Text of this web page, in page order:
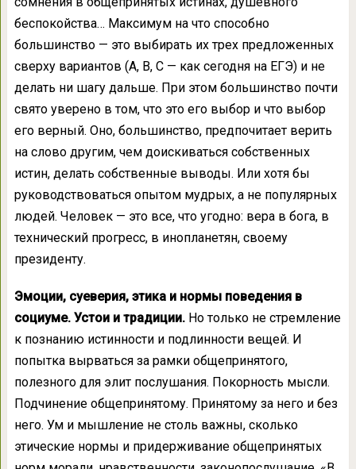
беспокойства… Максимум на что способно
большинство — это выбирать их трех предложенных
сверху вариантов (А, В, С — как сегодня на ЕГЭ) и не
делать ни шагу дальше. При этом большинство почти
свято уверено в том, что это его выбор и что выбор
его верный. Оно, большинство, предпочитает верить
на слово другим, чем доискиваться собственных
истин, делать собственные выводы. Или хотя бы
руководствоваться опытом мудрых, а не популярных
людей. Человек — это все, что угодно: вера в бога, в
технический прогресс, в инопланетян, своему
президенту.
Эмоции, суеверия, этика и нормы поведения в
социуме. Устои и традиции.Но только не стремление
к познанию истинности и подлинности вещей. И
попытка вырваться за рамки общепринятого,
полезного для элит послушания. Покорность мысли.
Подчинение общепринятому. Принятому за него и без
него. Ум и мышление не столь важны, сколько
этические нормы и придерживание общепринятых